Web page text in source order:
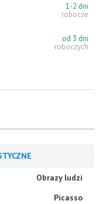
1-2 dni
robocze
od 3 dni
roboczych
Obrazy ludzi
Picasso